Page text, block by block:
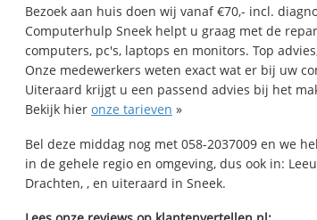
Bezoek aan huis doen wij vanaf €70,- incl.
Computerhulp Sneek helpt u graag met de
computers, pc's, laptops en monitors. Top
Onze medewerkers weten exact wat er bij uw
Uiteraard krijgt u een passend advies bij het
Bekijk hier onze tarieven »
Bel deze middag nog met 058-2037009 en we
in de gehele regio en omgeving, dus ook in:
Drachten, , en uiteraard in Sneek.